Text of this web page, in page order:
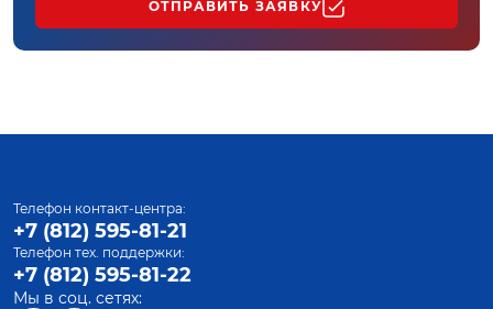
ОТПРАВИТЬ ЗАЯВКУ
Телефон контакт-центра:
+7 (812) 595-81-21
Телефон тех. поддержки:
+7 (812) 595-81-22
Мы в соц. сетях: